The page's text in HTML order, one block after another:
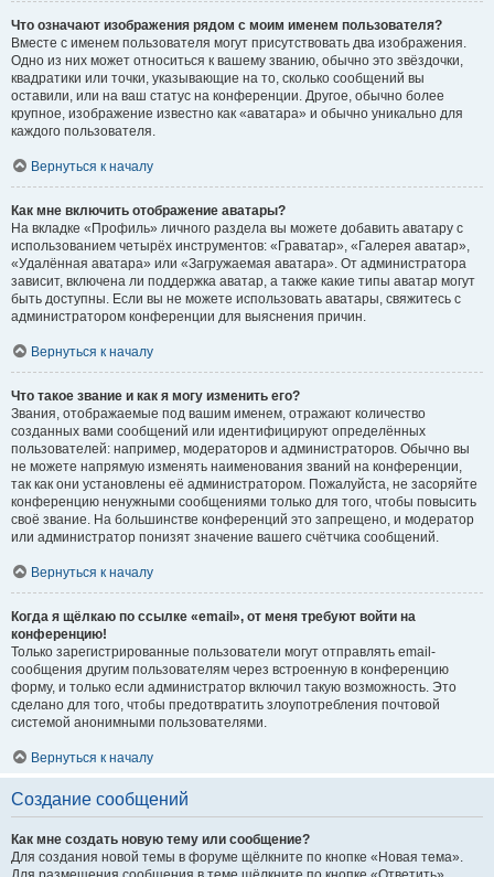
Что означают изображения рядом с моим именем пользователя?
Вместе с именем пользователя могут присутствовать два изображения.
Одно из них может относиться к вашему званию, обычно это звёздочки,
квадратики или точки, указывающие на то, сколько сообщений вы
оставили, или на ваш статус на конференции. Другое, обычно более
крупное, изображение известно как «аватара» и обычно уникально для
каждого пользователя.
Вернуться к началу
Как мне включить отображение аватары?
На вкладке «Профиль» личного раздела вы можете добавить аватару с
использованием четырёх инструментов: «Граватар», «Галерея аватар»,
«Удалённая аватара» или «Загружаемая аватара». От администратора
зависит, включена ли поддержка аватар, а также какие типы аватар могут
быть доступны. Если вы не можете использовать аватары, свяжитесь с
администратором конференции для выяснения причин.
Вернуться к началу
Что такое звание и как я могу изменить его?
Звания, отображаемые под вашим именем, отражают количество
созданных вами сообщений или идентифицируют определённых
пользователей: например, модераторов и администраторов. Обычно вы
не можете напрямую изменять наименования званий на конференции,
так как они установлены её администратором. Пожалуйста, не засоряйте
конференцию ненужными сообщениями только для того, чтобы повысить
своё звание. На большинстве конференций это запрещено, и модератор
или администратор понизят значение вашего счётчика сообщений.
Вернуться к началу
Когда я щёлкаю по ссылке «email», от меня требуют войти на
конференцию!
Только зарегистрированные пользователи могут отправлять email-
сообщения другим пользователям через встроенную в конференцию
форму, и только если администратор включил такую возможность. Это
сделано для того, чтобы предотвратить злоупотребления почтовой
системой анонимными пользователями.
Вернуться к началу
Создание сообщений
Как мне создать новую тему или сообщение?
Для создания новой темы в форуме щёлкните по кнопке «Новая тема».